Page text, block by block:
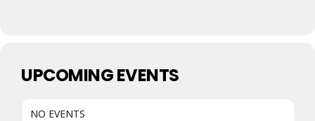
UPCOMING EVENTS
NO EVENTS